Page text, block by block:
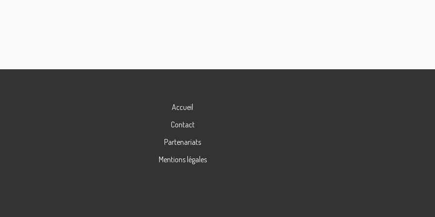
Accueil
Contact
Partenariats
Mentions légales